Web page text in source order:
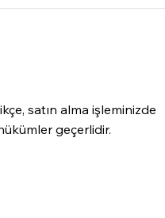
satın alma işleminizde
geçerlidir.